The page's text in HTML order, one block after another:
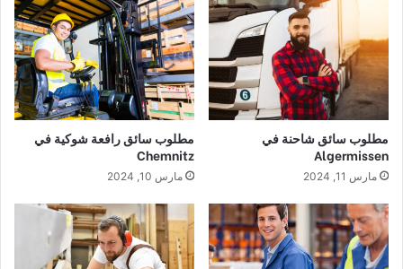
مطلوب سائق شاحنة في
Algermissen
مارس 11, 2024
مطلوب سائق رافعة شوكية في
Chemnitz
مارس 10, 2024